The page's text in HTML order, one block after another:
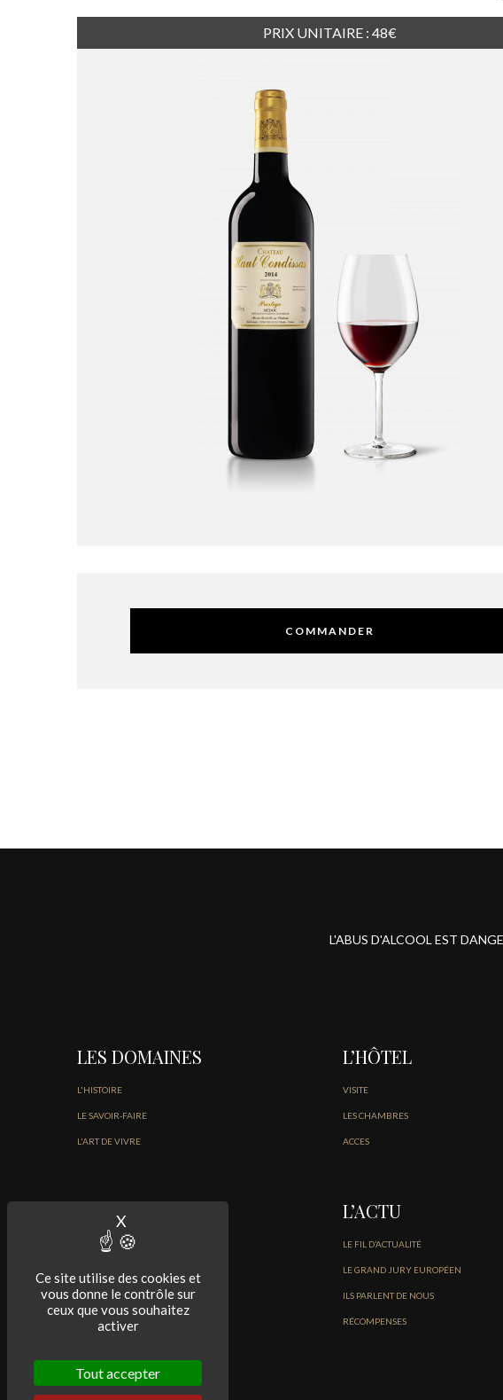
Ce site utilise des cookies et
vous donne le contrôle sur
ceux que vous souhaitez
activer
Tout accepter
X Masquer le bandeau des cookies
PRIX UNITAIRE : 48€
COMMANDER
L'ABUS D'ALCOOL EST
LES DOMAINES
L'HISTOIRE
LE SAVOIR-FAIRE
L'ART DE VIVRE
LES VINS
NOS VINS DU MÉDOC
L’HÔTEL
VISITE
LES CHAMBRES
ACCES
L’ACTU
LE FIL D’ACTUALITÉ
LE GRAND JURY EUROPÉEN
ILS PARLENT DE NOUS
RÉCOMPENSES